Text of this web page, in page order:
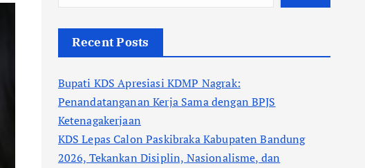
Recent Posts
Bupati KDS Apresiasi KDMP Nagrak:
Penandatanganan Kerja Sama dengan BPJS
Ketenagakerjaan
KDS Lepas Calon Paskibraka Kabupaten Bandung
2026, Tekankan Disiplin, Nasionalisme, dan